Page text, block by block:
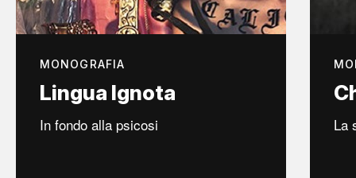
MONOGRAFIA
Lingua Ignota
In fondo alla psicosi La